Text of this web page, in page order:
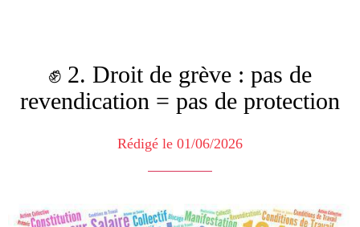
✊ 2. Droit de grève : pas de
revendication = pas de protection
Rédigé le 01/06/2026